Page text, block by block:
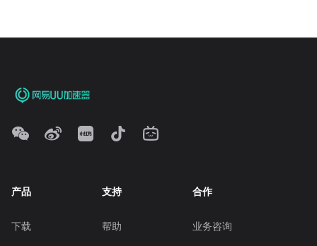
产品
下载
支持
帮助
合作
业务咨询